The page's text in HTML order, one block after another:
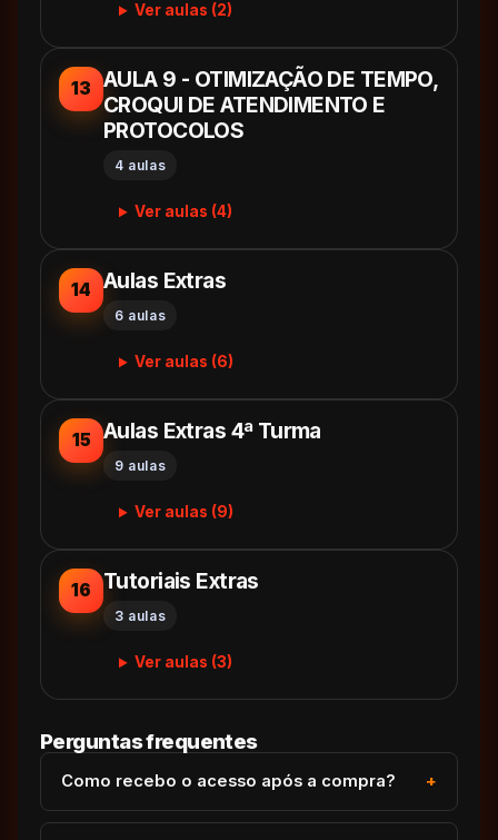
Ver aulas (2)
13
AULA 9 - OTIMIZAÇÃO DE TEMPO,
CROQUI DE ATENDIMENTO E
PROTOCOLOS
4 aulas
Ver aulas (4)
14 Aulas Extras
6 aulas
Ver aulas (6)
15 Aulas Extras 4ª Turma
9 aulas
Ver aulas (9)
16 Tutoriais Extras
3 aulas
Ver aulas (3)
Perguntas frequentes
Como recebo o acesso após a compra?